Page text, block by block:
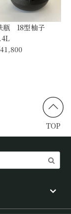
瓶 18型柚子
TOP